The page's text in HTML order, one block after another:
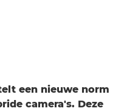
een nieuwe norm
camera's. Deze